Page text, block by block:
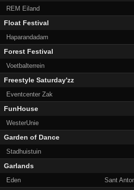
REM Eiland
Float Festival
Haparandadam
Forest Festival
Voetbalterrein
Freestyle Saturday'zz
Eventcenter Zak
FunHouse
WesterUnie
Garden of Dance
Stadhuistuin
Garlands
Eden Sant